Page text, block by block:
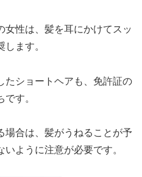
女性は、髪を耳にかけてスッ
ます。
たショートヘアも、免許証の
す。
場合は、髪がうねることが予
ように注意が必要です。